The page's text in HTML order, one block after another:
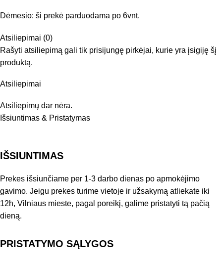
Dėmesio: ši prekė parduodama po 6vnt.
Atsiliepimai (0)
Atsiliepimai
Atsiliepimų dar nėra.
Rašyti atsiliepimą gali tik prisijungę pirkėjai, kurie yra įsigiję šį
produktą.
Išsiuntimas & Pristatymas
IŠSIUNTIMAS
Prekes išsiunčiame per 1-3 darbo dienas po apmokėjimo
gavimo. Jeigu prekes turime vietoje ir užsakymą atliekate iki
12h, Vilniaus mieste, pagal poreikį, galime pristatyti tą pačią
dieną.
PRISTATYMO SĄLYGOS